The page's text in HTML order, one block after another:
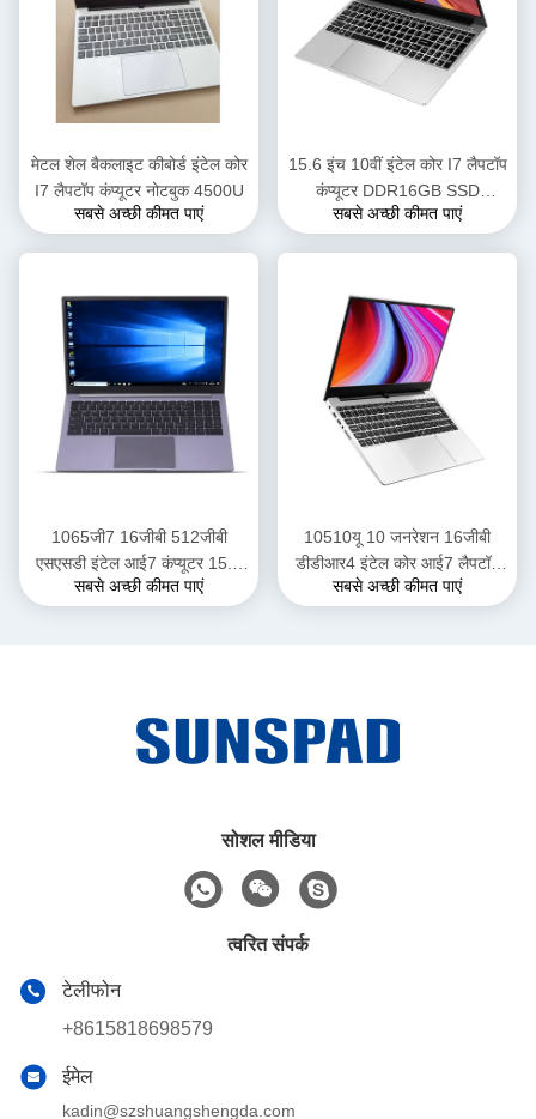
मेटल शेल बैकलाइट कीबोर्ड इंटेल कोर
I7 लैपटॉप कंप्यूटर नोटबुक 4500U
सबसे अच्छी कीमत पाएं
15.6 इंच 10वीं इंटेल कोर I7 लैपटॉप
कंप्यूटर DDR16GB SSD
512GB i7 प्रोसेसर पीसी
सबसे अच्छी कीमत पाएं
1065जी7 16जीबी 512जीबी
एसएसडी इंटेल आई7 कंप्यूटर 15.6
इंच एल्युमिनियम केस विथ फ़िंगरप्रिंट
सबसे अच्छी कीमत पाएं
10510यू 10 जनरेशन 16जीबी
डीडीआर4 इंटेल कोर आई7 लैपटॉप
कंप्यूटर आल इन वन पीसी आई7
सबसे अच्छी कीमत पाएं
सोशल मीडिया
त्वरित संपर्क
टेलीफोन
+8615818698579
ईमेल
kadin@szshuangshengda.com